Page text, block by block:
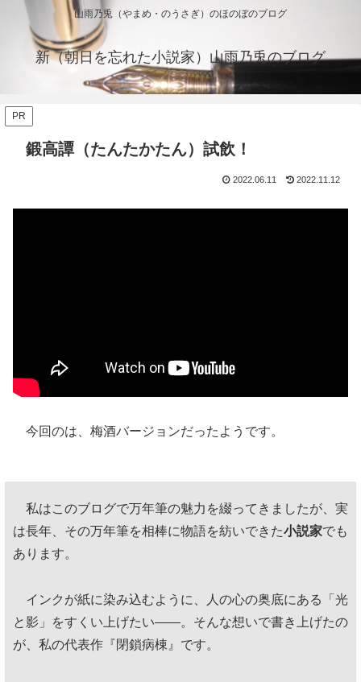
山雨乃兎（やまめ・のうさぎ）のほのぼのブログ
新（朝日を忘れた小説家）山雨乃兎のブログ
PR
鍛高譚（たんたかたん）試飲！
2022.06.11 2022.11.12
今回のは、梅酒バージョンだったようです。
私はこのブログで万年筆の魅力を綴ってきましたが、実
は長年、その万年筆を相棒に物語を紡いできた小説家でも
あります。
インクが紙に染み込むように、人の心の奥底にある「光
と影」をすくい上げたい——。そんな想いで書き上げたの
が、私の代表作『閉鎖病棟』です。